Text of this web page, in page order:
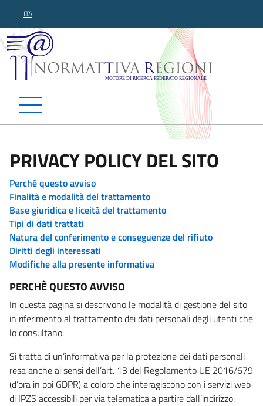
ITA
Normattiva Regioni -
PRIVACY POLICY DEL SITO
Perchè questo avviso
Finalità e modalità del trattamento
Base giuridica e liceità del trattamento
Tipi di dati trattati
Natura del conferimento e conseguenze del rifiuto
Diritti degli interessati
Modifiche alla presente informativa
PERCHÈ QUESTO AVVISO
In questa pagina si descrivono le modalità di gestione del sito
in riferimento al trattamento dei dati personali degli utenti che
lo consultano.
Si tratta di un’informativa per la protezione dei dati personali
resa anche ai sensi dell’art. 13 del Regolamento UE 2016/679
(d’ora in poi GDPR) a coloro che interagiscono con i servizi web
di IPZS accessibili per via telematica a partire dall’indirizzo: